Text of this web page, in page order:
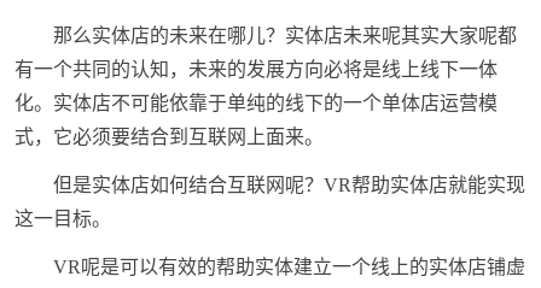
那么实体店的未来在哪儿？实体店未来呢其实大家呢都
有一个共同的认知，未来的发展方向必将是线上线下一体
化。实体店不可能依靠于单纯的线下的一个单体店运营模
式，它必须要结合到互联网上面来。
但是实体店如何结合互联网呢？VR帮助实体店就能实现
这一目标。
VR呢是可以有效的帮助实体建立一个线上的实体店铺虚